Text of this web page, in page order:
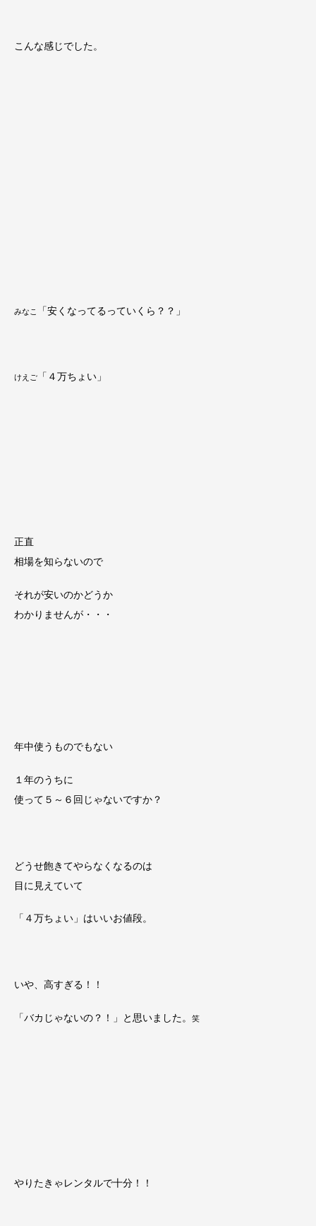
こんな感じでした。
みなこ 「安くなってるっていくら？？」
けえご 「４万ちょい」
正直
相場を知らないので
それが安いのかどうか
わかりませんが・・・
年中使うものでもない
１年のうちに
使って５～６回じゃないですか？
どうせ飽きてやらなくなるのは
目に見えていて
「４万ちょい」はいいお値段。
いや、高すぎる！！
「バカじゃないの？！」と思いました。 笑
やりたきゃレンタルで十分！！